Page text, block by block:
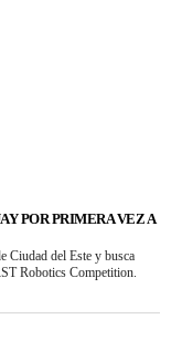
POR PRIMERA VEZ A
Ciudad del Este y busca
Robotics Competition.